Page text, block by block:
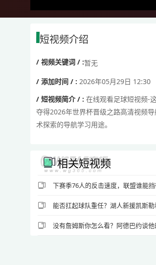
短视频介绍
/ 视频关键词 / :暂无
/ 添加时间 / : 2026年05月29日 12:30
/ 短视频简介 / : 在线观看足球短视频-
夺得2026年世界杯晋级之路高清视频
术探索的导航学习用途。
相关短视频
下赛季76人的反击速度，联盟谁能挡
没有詹姆斯你怎么看？阿德巴约谈